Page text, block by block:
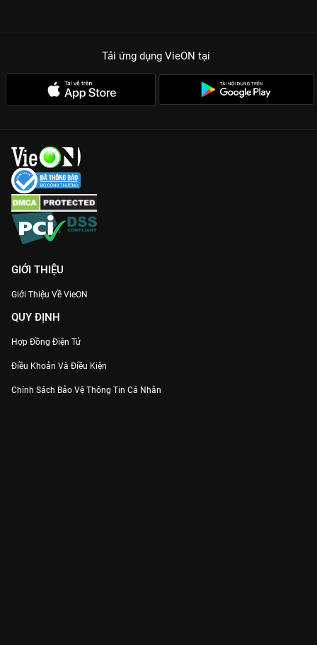
Tải ứng dụng VieON tại
GIỚI THIỆU
Giới Thiệu Về VieON
QUY ĐỊNH
Hợp Đồng Điện Tử
Điều Khoản Và Điều Kiện
Chính Sách Bảo Vệ Thông Tin Cá Nhân